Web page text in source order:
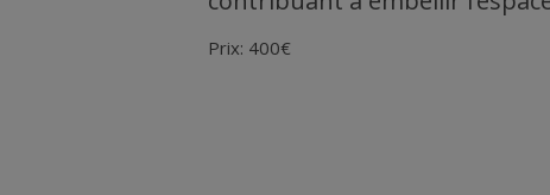
Prix: 400€